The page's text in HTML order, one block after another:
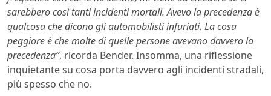
sarebbero così tanti incidenti mortali. Avevo la precedenza è
qualcosa che dicono gli automobilisti infuriati. La cosa
peggiore è che molte di quelle persone avevano davvero la
precedenza”, ricorda Bender. Insomma, una riflessione
inquietante su cosa porta davvero agli incidenti stradali,
più spesso che no.